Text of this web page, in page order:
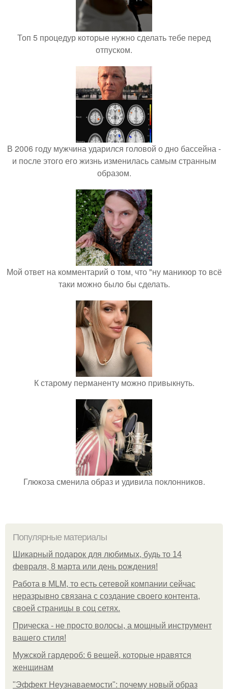
Топ 5 процедур которые нужно сделать тебе перед
отпуском.
В 2006 году мужчина ударился головой о дно бассейна -
и после этого его жизнь изменилась самым странным
образом.
Мой ответ на комментарий о том, что "ну маникюр то всё
таки можно было бы сделать.
К старому перманенту можно привыкнуть.
Глюкоза сменила образ и удивила поклонников.
Популярные материалы
Шикарный подарок для любимых, будь то 14
февраля, 8 марта или день рождения!
Работа в MLM, то есть сетевой компании сейчас
неразрывно связана с создание своего контента,
своей страницы в соц сетях.
Прическа - не просто волосы, а мощный инструмент
вашего стиля!
Мужской гардероб: 6 вещей, которые нравятся
женщинам
"Эффект Неузнаваемости": почему новый образ